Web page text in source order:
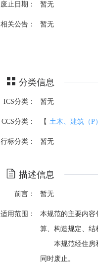
废止日期： 暂无
相关公告： 暂无
分类信息
ICS分类： 暂无
CCS分类： 【 土木、建筑（P）
行标分类： 暂无
描述信息
前言： 暂无
适用范围：
本规范的主要内容
算、构造规定、结
本规范经住房和
同时废止。